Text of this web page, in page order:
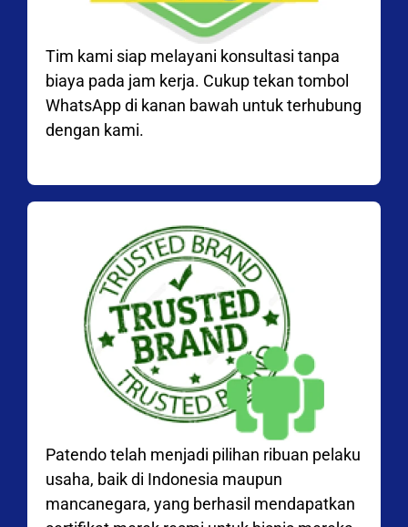
Tim kami siap melayani konsultasi tanpa
biaya pada jam kerja. Cukup tekan tombol
WhatsApp di kanan bawah untuk terhubung
dengan kami.
Patendo telah menjadi pilihan ribuan pelaku
usaha, baik di Indonesia maupun
mancanegara, yang berhasil mendapatkan